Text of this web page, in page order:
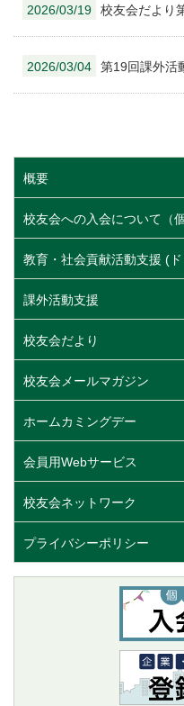
2026/03/19 校友会だより
2026/03/04 第19回課外活
概要
校友会への入会について（
教育・社会貢献活動支援 (
課外活動支援
校友会だより
校友会メールマガジン
ホームカミングデー
会員用Webサービス
校友会ネットワーク
プライバシーポリシー